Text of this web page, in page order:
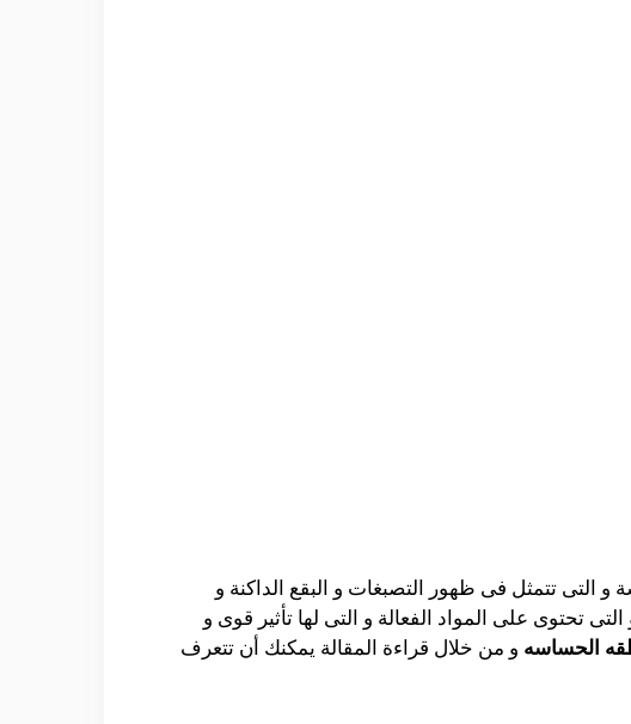
تتمثل فى ظهور التصبغات و البقع الداكنة و
تحتوى على المواد الفعالة و التى لها تأثير قوى و
الحساسه و من خلال قراءة المقالة يمكنك أن تتعرف